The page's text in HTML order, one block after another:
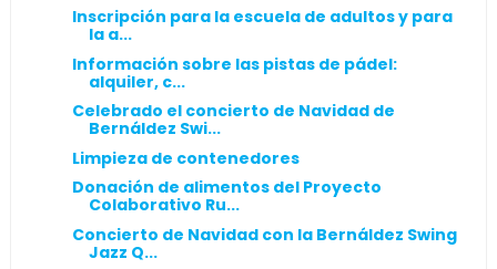
Inscripción para la escuela de adultos y para
la a...
Información sobre las pistas de pádel:
alquiler, c...
Celebrado el concierto de Navidad de
Bernáldez Swi...
Limpieza de contenedores
Donación de alimentos del Proyecto
Colaborativo Ru...
Concierto de Navidad con la Bernáldez Swing
Jazz Q...